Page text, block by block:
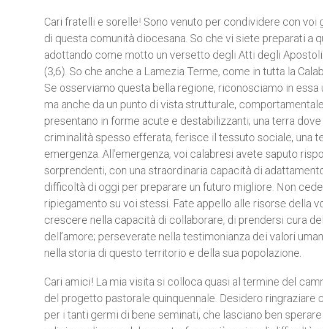
Cari fratelli e sorelle! Sono venuto per condividere con
di questa comunità diocesana. So che vi siete preparati a
adottando come motto un versetto degli Atti degli
(3,6). So che anche a Lamezia Terme, come in tutta la
Se osserviamo questa bella regione, riconosciamo in
ma anche da un punto di vista strutturale,
presentano in forme acute e destabilizzanti; una terra
criminalità spesso efferata, ferisce il tessuto sociale, una
emergenza. All’emergenza, voi calabresi avete saputo
sorprendenti, con una straordinaria capacità di
difficoltà di oggi per preparare un futuro migliore. Non
ripiegamento su voi stessi. Fate appello alle risorse della
crescere nella capacità di collaborare, di prendersi cura
dell’amore; perseverate nella testimonianza dei valori
nella storia di questo territorio e della sua popolazione.
Cari amici! La mia visita si colloca quasi al termine del
del progetto pastorale quinquennale. Desidero
per i tanti germi di bene seminati, che lasciano ben